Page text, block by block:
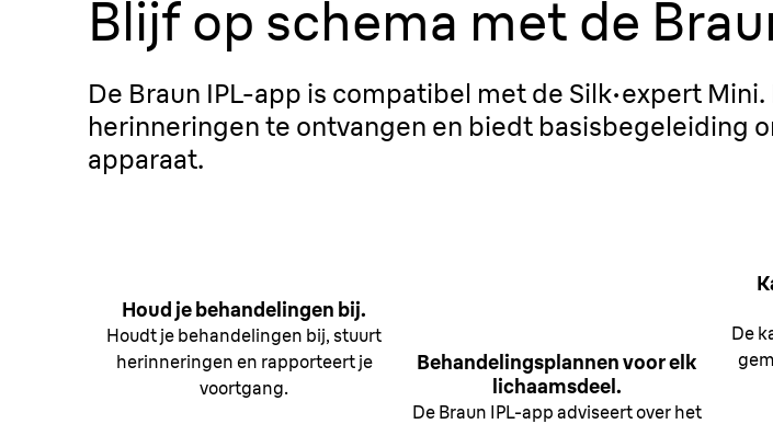
Blijf op schema met de
De Braun IPL-app is compatibel met de Silk·expert
herinneringen te ontvangen en biedt basisbegeleiding
apparaat.
Houd je behandelingen bij.
Houdt je behandelingen bij, stuurt
herinneringen en rapporteert je
voortgang.
Behandelingsplannen voor elk
lichaamsdeel.
De Braun IPL-app adviseert over het
De